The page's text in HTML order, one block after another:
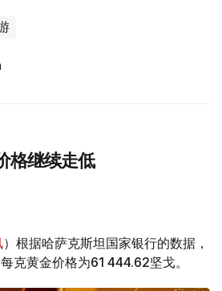
格继续走低
）根据哈萨克斯坦国家银行的数据，
克黄金价格为61 444.62坚戈。